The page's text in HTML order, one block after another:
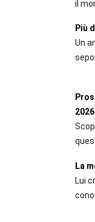
il
Più
Un
La
Lui